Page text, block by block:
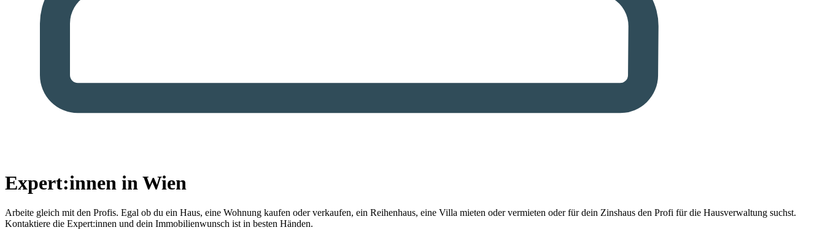
Expert:innen in Wien
Arbeite gleich mit den Profis. Egal ob du ein Haus, eine Wohnung kaufen oder verkaufen, ein Reihenhaus, eine Villa mieten oder vermieten oder für dein Zinshaus den Profi für die Hausverwaltung suchst.
Kontaktiere die Expert:innen und dein Immobilienwunsch ist in besten Händen.